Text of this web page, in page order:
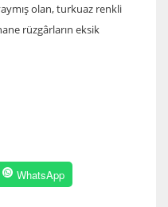
olan, turkuaz renkli
rüzgârların eksik
WhatsApp